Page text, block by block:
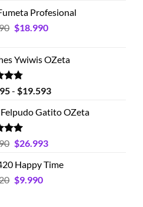
original
era:
actual
es:
Profesional
El
era:
$25.990.
$18.990El
es:
Ywiwis OZeta
- $19.593Rango
precios:
$19.593
Gatito OZeta
El
original
era:
$26.993El
actual
Happy Time
El
$9.990El